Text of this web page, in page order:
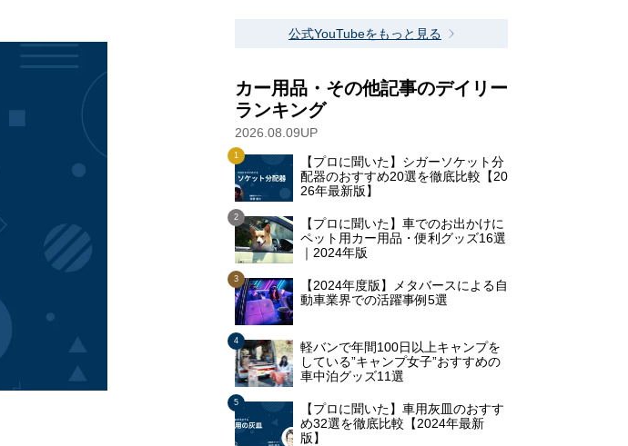
公式YouTubeをもっと見る
カー用品・その他記事のデイリー
ランキング
2026.08.09UP
【プロに聞いた】シガーソケット分
配器のおすすめ20選を徹底比較【20
26年最新版】
【プロに聞いた】車でのお出かけに
ペット用カー用品・便利グッズ16選
｜2024年版
【2024年度版】メタバースによる自
動車業界での活躍事例5選
軽バンで年間100日以上キャンプを
している”キャンプ女子”おすすめの
車中泊グッズ11選
【プロに聞いた】車用灰皿のおすす
め32選を徹底比較【2024年最新
版】